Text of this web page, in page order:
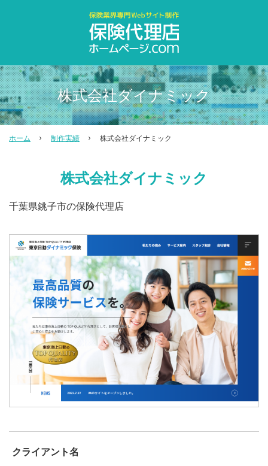
株式会社ダイナミック
ホーム 制作実績 株式会社ダイナミック
株式会社ダイナミック
千葉県銚子市の保険代理店
クライアント名